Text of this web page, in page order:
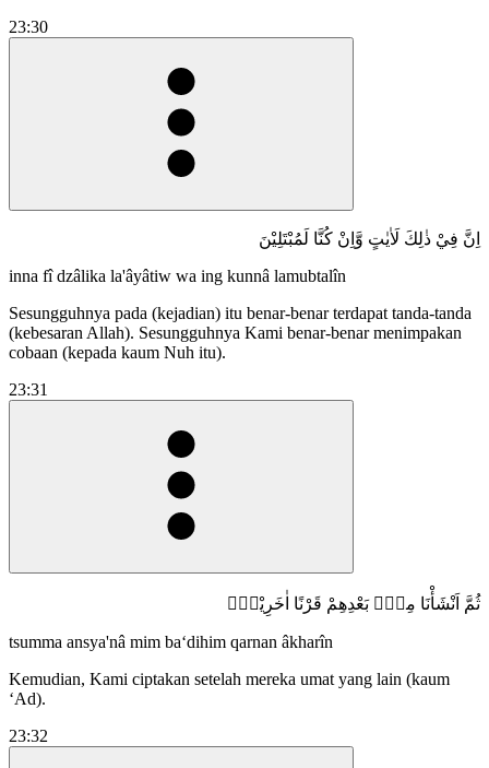
23:30
اِنَّ فِيْ ذٰلِكَ لَاٰيٰتٍ وَّاِنْ كُنَّا لَمُبْتَلِيْنَ
inna fî dzâlika la'âyâtiw wa ing kunnâ lamubtalîn
Sesungguhnya pada (kejadian) itu benar-benar terdapat tanda-tanda
(kebesaran Allah). Sesungguhnya Kami benar-benar menimpakan
cobaan (kepada kaum Nuh itu).
23:31
ثُمَّ اَنْشَأْنَا مِنْۢ بَعْدِهِمْ قَرْنًا اٰخَرِيْنَۚ
tsumma ansya'nâ mim ba‘dihim qarnan âkharîn
Kemudian, Kami ciptakan setelah mereka umat yang lain (kaum
‘Ad).
23:32